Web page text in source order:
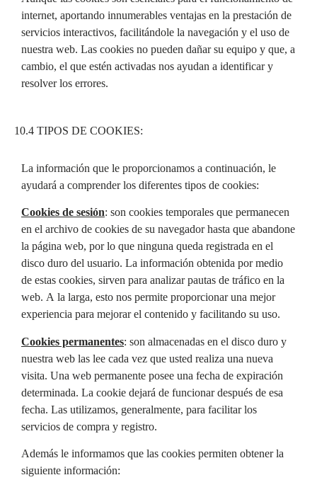
internet, aportando innumerables ventajas en la prestación de
servicios interactivos, facilitándole la navegación y el uso de
nuestra web. Las cookies no pueden dañar su equipo y que, a
cambio, el que estén activadas nos ayudan a identificar y
resolver los errores.
10.4 TIPOS DE COOKIES:
La información que le proporcionamos a continuación, le
ayudará a comprender los diferentes tipos de cookies:
Cookies de sesión: son cookies temporales que permanecen
en el archivo de cookies de su navegador hasta que abandone
la página web, por lo que ninguna queda registrada en el
disco duro del usuario. La información obtenida por medio
de estas cookies, sirven para analizar pautas de tráfico en la
web. A la larga, esto nos permite proporcionar una mejor
experiencia para mejorar el contenido y facilitando su uso.
Cookies permanentes: son almacenadas en el disco duro y
nuestra web las lee cada vez que usted realiza una nueva
visita. Una web permanente posee una fecha de expiración
determinada. La cookie dejará de funcionar después de esa
fecha. Las utilizamos, generalmente, para facilitar los
servicios de compra y registro.
Además le informamos que las cookies permiten obtener la
siguiente información: